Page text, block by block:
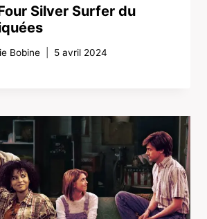
Silver Surfer du
Bobine 5 avril 2024